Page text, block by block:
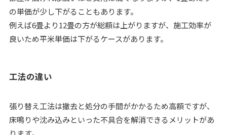
の単価が少し下がることもあります。
例えば6畳より12畳の方が総額は上がりますが、施工効率が
良いため平米単価は下がるケースがあります。
工法の違い
張り替え工法は撤去と処分の手間がかかるため高額ですが、
床鳴りや沈み込みといった不具合を解消できるメリットがあ